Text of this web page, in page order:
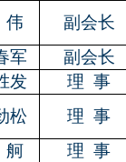
伟
副会长
军
副会长
发
理 事
松
理 事
舸 理 事